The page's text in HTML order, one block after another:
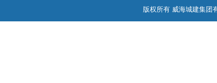
版权所有 威海城建集